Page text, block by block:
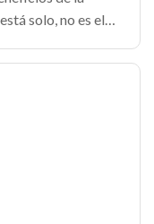
solo, no es el